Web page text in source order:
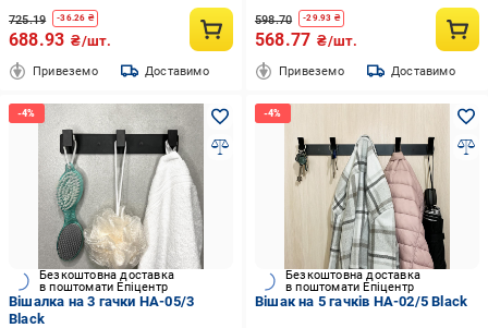
725.19 -36.26 ₴
688.93 ₴/шт.
Привеземо Доставимо
598.70 -29.93 ₴
568.77 ₴/шт.
Привеземо Доставимо
Безкоштовна доставка
в поштомати Епіцентр
Вішалка на 3 гачки HA-05/3
Black
Безкоштовна доставка
в поштомати Епіцентр
Вішак на 5 гачків HA-02/5 Black